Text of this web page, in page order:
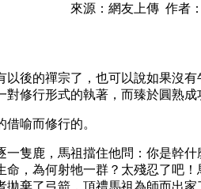
來源：網友上傳 作者
後的禪宗了，也可以說如果沒
修行形式的執著，而臻於圓熟成
喻而修行的。
隻鹿，馬祖擋住他問：你是幹
，為何射牠一群？太殘忍了吧
棄了弓箭，頂禮馬祖為師而出家